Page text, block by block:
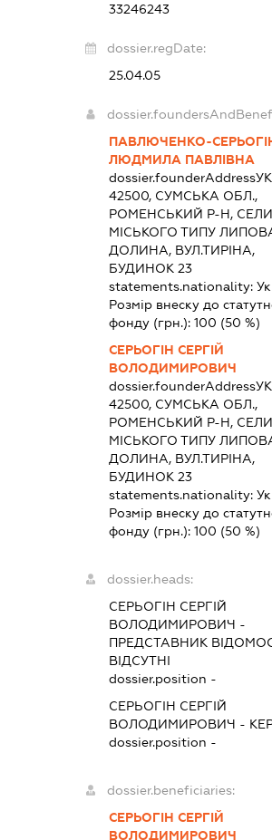
33246243
dossier.regDate:
25.04.05
ПАВЛЮЧЕНКО-
ЛЮДМИЛА ПАВЛІВНА
dossier.founderAddress
42500, СУМСЬКА ОБЛ.,
РОМЕНСЬКИЙ Р-Н,
МІСЬКОГО ТИПУ
ДОЛИНА, ВУЛ.ТИРІНА,
БУДИНОК 23
statements.nationality:
Розмір внеску до
фонду (грн.): 100 (50 %)
СЕРЬОГІН СЕРГІЙ
ВОЛОДИМИРОВИЧ
dossier.founderAddress
42500, СУМСЬКА ОБЛ.,
РОМЕНСЬКИЙ Р-Н,
МІСЬКОГО ТИПУ
ДОЛИНА, ВУЛ.ТИРІНА,
БУДИНОК 23
statements.nationality:
Розмір внеску до
фонду (грн.): 100 (50 %)
dossier.heads:
СЕРЬОГІН СЕРГІЙ
ВОЛОДИМИРОВИЧ -
ПРЕДСТАВНИК
ВІДСУТНІ
dossier.position -
СЕРЬОГІН СЕРГІЙ
ВОЛОДИМИРОВИЧ -
dossier.position -
dossier.beneficiaries:
СЕРЬОГІН СЕРГІЙ
ВОЛОДИМИРОВИЧ